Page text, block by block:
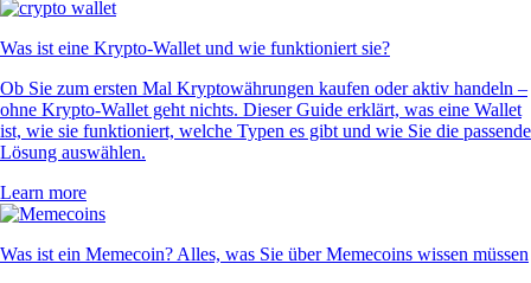
Was ist eine Krypto-Wallet und wie funktioniert sie?
Ob Sie zum ersten Mal Kryptowährungen kaufen oder aktiv handeln –
ohne Krypto-Wallet geht nichts. Dieser Guide erklärt, was eine Wallet
ist, wie sie funktioniert, welche Typen es gibt und wie Sie die passende
Lösung auswählen.
Learn more
Was ist ein Memecoin? Alles, was Sie über Memecoins wissen müssen